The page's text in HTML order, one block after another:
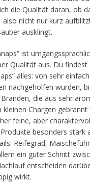
die Qualität daran, ob
also nicht nur kurz
ausklingt.
ist
Qualität aus. Du
alles: von sehr
nachgeholfen wurden,
die aus sehr
Chargen gebrannt
feine, aber
besonders stark
Reifegrad,
ein guter Schnitt
entscheiden
wirkt.